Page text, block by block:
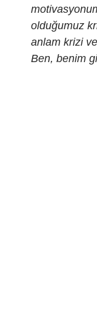
olduğumuz
anlam krizi
Ben, benim